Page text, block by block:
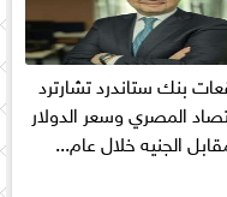
بنك ستاندرد تشارترد
المصري وسعر الدولار
الجنيه خلال عام...